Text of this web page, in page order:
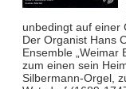
unbedingt auf einer
Der Organist Hans
Ensemble „Weimar
zum einen sein
Silbermann-Orgel,